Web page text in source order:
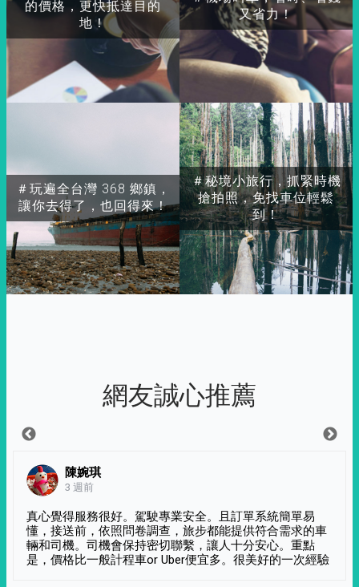
的價格，更快抵達目的
地！
＃玩遍全台灣 368 鄉鎮，
讓你去得了，也回得來！
＃秘境小旅行，抓緊時機
搶拍照，免找車位輕鬆
到！
又省力！
網友誠心推薦
陳婉琪
3 週前
真心覺得服務很好。駕駛專業安全。且訂單系統簡單易
懂，接送前，依照問卷調查，旅步都能提供符合需求的車
輛和司機。司機會保持密切聯繫，讓人十分安心。重點
是，價格比一般計程車or Uber便宜多。很美好的一次經驗